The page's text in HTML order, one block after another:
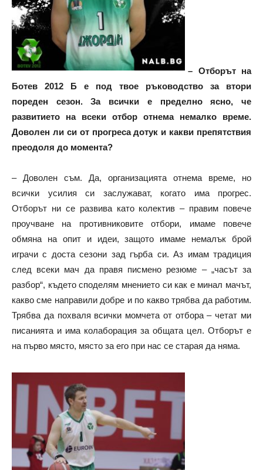
– Отборът на
Ботев 2012 Б е под твое ръководство за втори
пореден сезон. За всички е пределно ясно, че
развитието на всеки отбор отнема немалко време.
Доволен ли си от прогреса дотук и какви препятствия
преодоля до момента?
– Доволен съм. Да, организацията отнема време, но
всички усилия си заслужават, когато има прогрес.
Отборът ни се развива като колектив – правим повече
проучване на противниковите отбори, имаме повече
обмяна на опит и идеи, защото имаме немалък брой
играчи с доста сезони зад гърба си. Аз имам традиция
след всеки мач да правя писмено резюме – „часът за
разбор“, където споделям мнението си как е минал мачът,
какво сме направили добре и по какво трябва да работим.
Трябва да похваля всички момчета от отбора – четат ми
писанията и има колаборация за общата цел. Отборът е
на първо място, място за его при нас се старая да няма.